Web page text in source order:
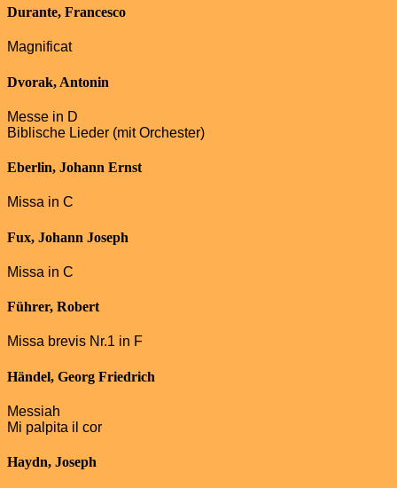
Durante, Francesco
Magnificat
Dvorak, Antonin
Messe in D
Biblische Lieder (mit Orchester)
Eberlin, Johann Ernst
Missa in C
Fux, Johann Joseph
Missa in C
Führer, Robert
Missa brevis Nr.1 in F
Händel, Georg Friedrich
Messiah
Mi palpita il cor
Haydn, Joseph